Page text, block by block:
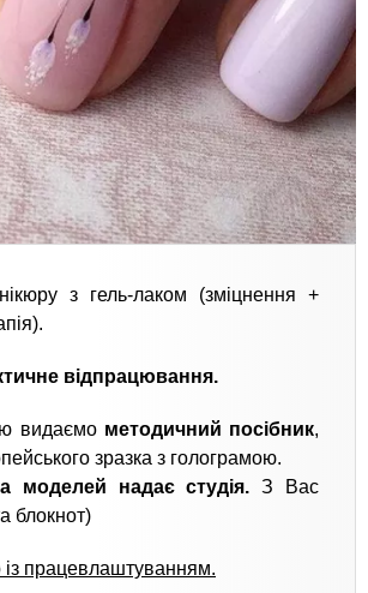
з гель-лаком (зміцнення +
відпрацювання.
видаємо методичний посібник,
зразка з голограмою.
моделей надає студія. З Вас
блокнот)
працевлаштуванням.